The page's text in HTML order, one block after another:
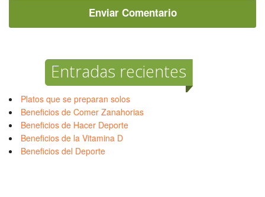
Entradas recientes
Platos que se preparan solos
Beneficios de Comer Zanahorias
Beneficios de Hacer Deporte
Beneficios de la Vitamina D
Beneficios del Deporte